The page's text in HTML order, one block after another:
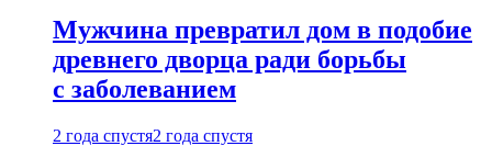
Мужчина превратил дом в подобие
древнего дворца ради борьбы
с заболеванием
2 года спустя2 года спустя